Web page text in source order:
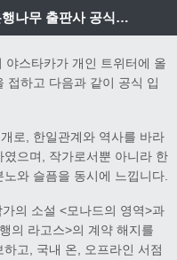
쓰쓰이 야스타카 망언에 관한 은행나무 출판사 공식입장
스타카가 개인 트위터에 올
접하고 다음과 같이 공식 입
로, 한일관계와 역사를 바라
으며, 작가로서뿐 아니라 한
와 슬픔을 동시에 느낍니다.
의 소설 <모나드의 영역>과
의 라고스>의 계약 해지를
고, 국내 온, 오프라인 서점